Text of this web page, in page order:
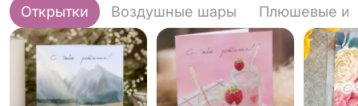
Открытки Воздушные шары Плюшевые